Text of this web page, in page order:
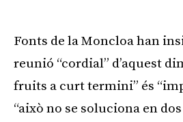
Fonts de la Moncloa han
reunió “cordial” d’aquest
fruits a curt termini” és
“això no se soluciona en dos